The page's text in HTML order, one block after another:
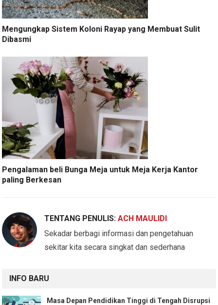
Mengungkap Sistem Koloni Rayap yang Membuat Sulit
Dibasmi
Pengalaman beli Bunga Meja untuk Meja Kerja Kantor
paling Berkesan
TENTANG PENULIS:ACH MAULIDI
Sekadar berbagi informasi dan pengetahuan
sekitar kita secara singkat dan sederhana
INFO BARU
Masa Depan Pendidikan Tinggi di Tengah Disrupsi